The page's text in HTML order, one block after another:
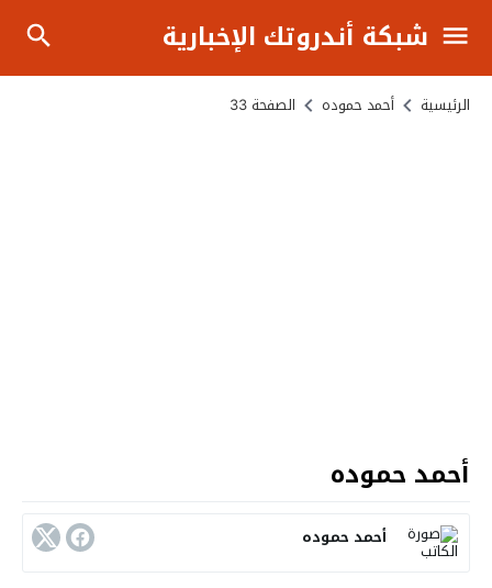
شبكة أندروتك الإخبارية
الرئيسية أحمد حموده الصفحة 33
أحمد حموده
أحمد حموده